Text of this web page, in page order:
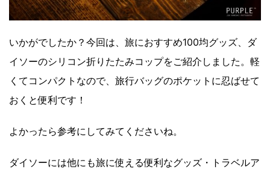
いかがでしたか？今回は、旅におすすめ100均グッズ、ダ
イソーのシリコン折りたたみコップをご紹介しました。軽
くてコンパクトなので、旅行バッグのポケットに忍ばせて
おくと便利です！
よかったら参考にしてみてくださいね。
ダイソーには他にも旅に使える便利なグッズ・トラベルア